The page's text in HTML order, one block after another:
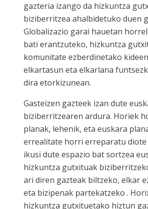
gazteria izango da hizkuntza
biziberritzea ahalbidetuko duen
Globalizazio garai hauetan
bati erantzuteko, hizkuntza
komunitate ezberdinetako
elkartasun eta elkarlana
dira etorkizunean.
Gasteizen gazteek izan dute
biziberritzearen ardura. Horiek
planak, lehenik, eta euskara
errealitate horri erreparatu diote
ikusi dute espazio bat sortzea
hizkuntza gutxituak
ari diren gazteak biltzeko, elkar
eta bizipenak partekatzeko .
hizkuntza gutxituetako hiztun